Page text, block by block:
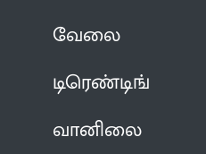
வேலை
டிரெண்டிங்
வானிலை